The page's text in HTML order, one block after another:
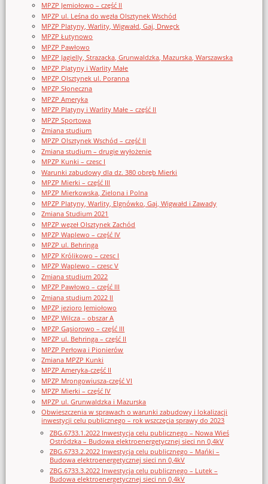
MPZP Jemiołowo – część II
MPZP ul. Leśna do węzła Olsztynek Wschód
MPZP Platyny, Warlity, Wigwałd, Gaj, Drwęck
MPZP Łutynowo
MPZP Pawłowo
MPZP Jagielly, Strazacka, Grunwaldzka, Mazurska, Warszawska
MPZP Platyny i Warlity Małe
MPZP Olsztynek ul. Poranna
MPZP Słoneczna
MPZP Ameryka
MPZP Platyny i Warlity Małe – część II
MPZP Sportowa
Zmiana studium
MPZP Olsztynek Wschód – część II
Zmiana studium – drugie wyłożenie
MPZP Kunki – czesc I
Warunki zabudowy dla dz. 380 obręb Mierki
MPZP Mierki – część III
MPZP Mierkowska, Zielona i Polna
MPZP Platyny, Warlity, Elgnówko, Gaj, Wigwałd i Zawady
Zmiana Studium 2021
MPZP węzeł Olsztynek Zachód
MPZP Waplewo – część IV
MPZP ul. Behringa
MPZP Królikowo – czesc I
MPZP Waplewo – czesc V
Zmiana studium 2022
MPZP Pawłowo – część III
Zmiana studium 2022 II
MPZP jezioro Jemiołowo
MPZP Wilcza – obszar A
MPZP Gąsiorowo – część III
MPZP ul. Behringa – część II
MPZP Perłowa i Pionierów
Zmiana MPZP Kunki
MPZP Ameryka-część II
MPZP Mrongowiusza-część VI
MPZP Mierki – część IV
MPZP ul. Grunwaldzka i Mazurska
Obwieszczenia w sprawach o warunki zabudowy i lokalizacji
inwestycji celu publicznego – rok wszczęcia sprawy do 2023
ZBG.6733.1.2022 Inwestycja celu publicznego – Nowa Wieś
Ostródzka – Budowa elektroenergetycznej sieci nn 0,4kV
ZBG.6733.2.2022 Inwestycja celu publicznego – Mańki –
Budowa elektroenergetycznej sieci nn 0,4kV
ZBG.6733.3.2022 Inwestycja celu publicznego – Lutek –
Budowa elektroenergetycznej sieci nn 0,4kV